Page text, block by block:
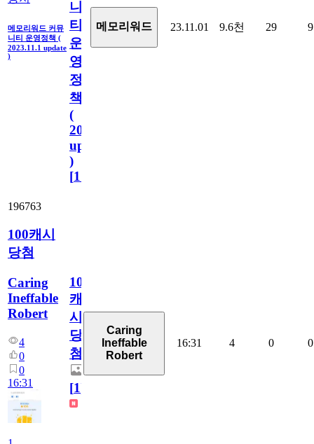
메모리워드 커뮤
니티 운영정책 (
2023.11.1 update
)
니
티
운
영
정
책
(
2023.11.1
update
)
[110
메모리워드 23.11.01 9.6천 29 9
196763
100캐시
당첨
Caring
Ineffable
Robert
4
0
0
16:31
100
캐
시
당
첨
[1]
Caring
Ineffable
Robert
16:31 4 0 0